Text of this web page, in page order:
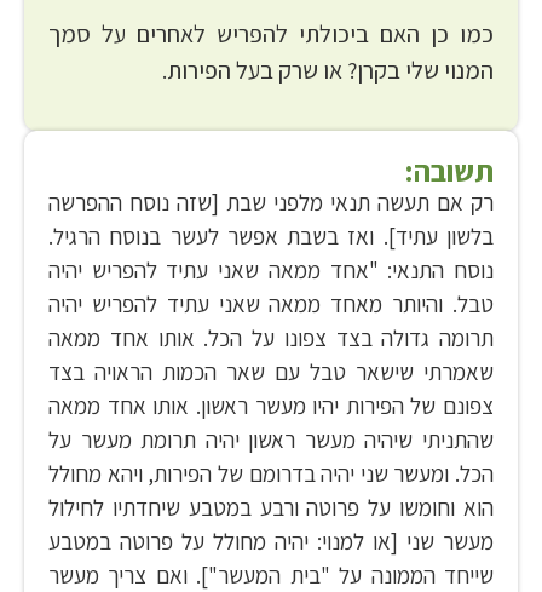
כמו כן האם ביכולתי להפריש לאחרים על סמך
המנוי שלי בקרן? או שרק בעל הפירות.
תשובה:
רק אם תעשה תנאי מלפני שבת [שזה נוסח ההפרשה
בלשון עתיד]. ואז בשבת אפשר לעשר בנוסח הרגיל.
נוסח התנאי: "אחד ממאה שאני עתיד להפריש יהיה
טבל. והיותר מאחד ממאה שאני עתיד להפריש יהיה
תרומה גדולה בצד צפונו על הכל. אותו אחד ממאה
שאמרתי שישאר טבל עם שאר הכמות הראויה בצד
צפונם של הפירות יהיו מעשר ראשון. אותו אחד ממאה
שהתניתי שיהיה מעשר ראשון יהיה תרומת מעשר על
הכל. ומעשר שני יהיה בדרומם של הפירות, ויהא מחולל
הוא וחומשו על פרוטה ורבע במטבע שיחדתיו לחילול
מעשר שני [או למנוי: יהיה מחולל על פרוטה במטבע
שייחד הממונה על "בית המעשר"]. ואם צריך מעשר